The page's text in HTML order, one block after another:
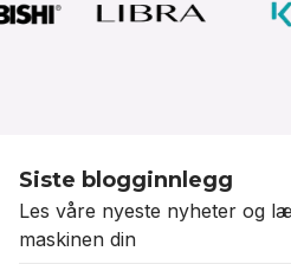
Siste blogginnlegg
Les våre nyeste nyheter og
maskinen din